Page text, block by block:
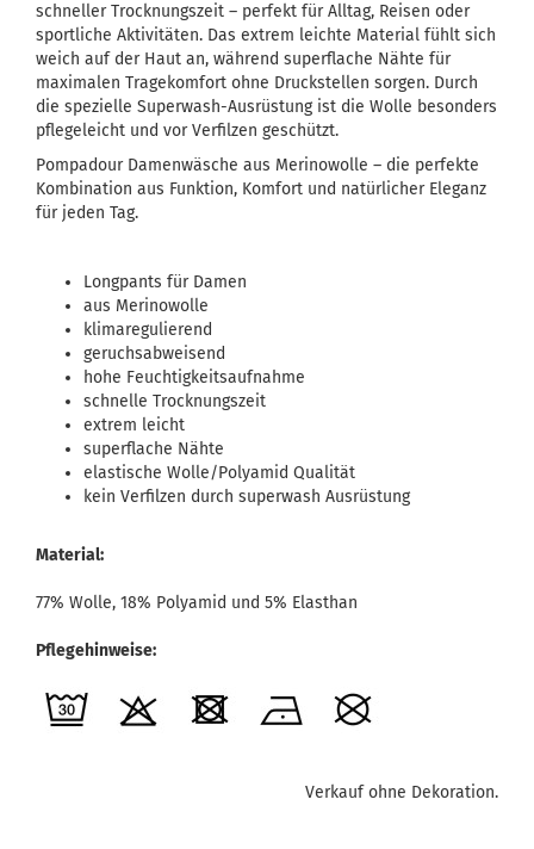
schneller Trocknungszeit – perfekt für Alltag, Reisen oder
sportliche Aktivitäten. Das extrem leichte Material fühlt sich
weich auf der Haut an, während superflache Nähte für
maximalen Tragekomfort ohne Druckstellen sorgen. Durch
die spezielle Superwash-Ausrüstung ist die Wolle besonders
pflegeleicht und vor Verfilzen geschützt.
Pompadour Damenwäsche aus Merinowolle – die perfekte
Kombination aus Funktion, Komfort und natürlicher Eleganz
für jeden Tag.
Longpants für Damen
aus Merinowolle
klimaregulierend
geruchsabweisend
hohe Feuchtigkeitsaufnahme
schnelle Trocknungszeit
extrem leicht
superflache Nähte
elastische Wolle/Polyamid Qualität
kein Verfilzen durch superwash Ausrüstung
Material:
77% Wolle, 18% Polyamid und 5% Elasthan
Pflegehinweise:
Verkauf ohne Dekoration.